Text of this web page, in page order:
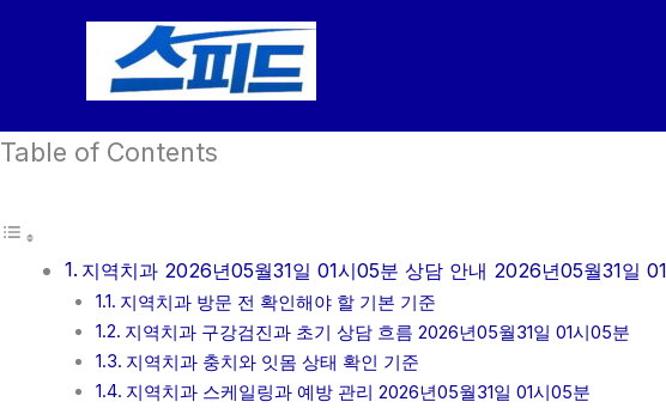
건
뛰
Table of Contents
지역치과 2026년05월31일 01시05분 상담 안내 2026년05월31일
지역치과 방문 전 확인해야 할 기본 기준
지역치과 구강검진과 초기 상담 흐름 2026년05월31일 01시05분
지역치과 충치와 잇몸 상태 확인 기준
지역치과 스케일링과 예방 관리 2026년05월31일 01시05분